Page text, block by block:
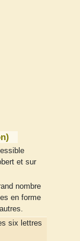
et sur
nombre
en forme
six lettres